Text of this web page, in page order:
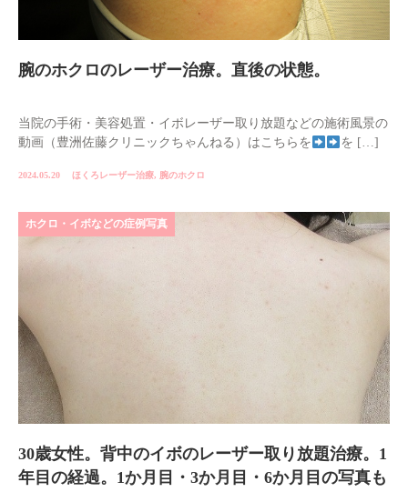
腕のホクロのレーザー治療。直後の状態。
当院の手術・美容処置・イボレーザー取り放題などの施術風景の
動画（豊洲佐藤クリニックちゃんねる）はこちらを
を […]
2024.05.20 ほくろレーザー治療, 腕のホクロ
ホクロ・イボなどの症例写真
30歳女性。背中のイボのレーザー取り放題治療。1
年目の経過。1か月目・3か月目・6か月目の写真も